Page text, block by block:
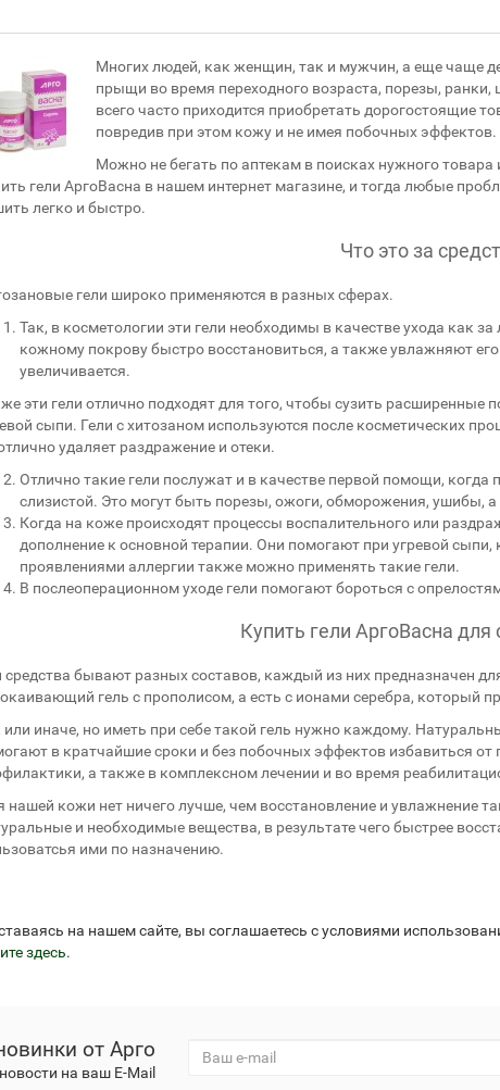
Многих людей, как женщин, так и мужчин, а еще чаще
прыщи во время переходного возраста, порезы,
всего часто приходится приобретать дорогостоящие
повредив при этом кожу и не имея побочных эффектов.
Можно не бегать по аптекам в поисках нужного
гели АргоВасна в нашем интернет магазине, и тогда любые
легко и быстро.
Что это за
гели широко применяются в разных сферах.
Так, в косметологии эти гели необходимы в качестве ухода как
кожному покрову быстро восстановиться, а также увлажняют
увеличивается.
эти гели отлично подходят для того, чтобы сузить
сыпи. Гели с хитозаном используются после косметических
удаляет раздражение и отеки.
Отлично такие гели послужат и в качестве первой помощи,
слизистой. Это могут быть порезы, ожоги, обморожения, ушибы,
Когда на коже происходят процессы воспалительного или
дополнение к основной терапии. Они помогают при угревой
проявлениями аллергии также можно применять такие гели.
В послеоперационном уходе гели помогают бороться с
Купить гели АргоВасна для
средства бывают разных составов, каждый из них предназначен
гель с прополисом, а есть с ионами серебра, который
или иначе, но иметь при себе такой гель нужно каждому.
в кратчайшие сроки и без побочных эффектов избавиться
а также в комплексном лечении и во время
нашей кожи нет ничего лучше, чем восстановление и увлажнение
и необходимые вещества, в результате чего быстрее
ими по назначению.
на нашем сайте, вы соглашаетесь с условиями
здесь.
от Арго
на ваш E-Mail